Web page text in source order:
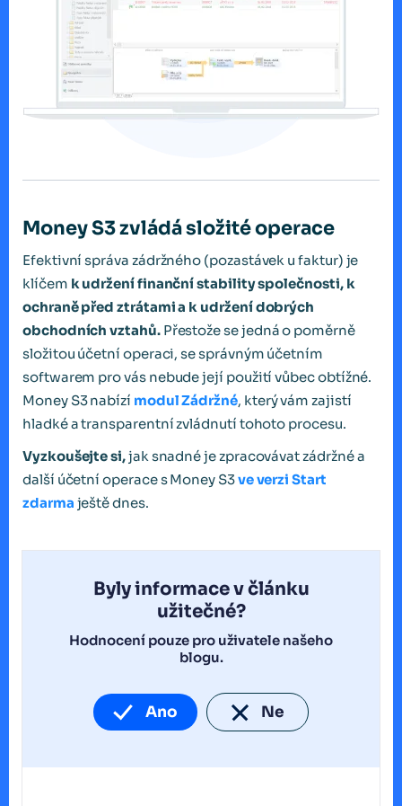
Money S3 zvládá složité operace
Efektivní správa zádržného (pozastávek u faktur) je
klíčem k udržení finanční stability společnosti, k
ochraně před ztrátami a k udržení dobrých
obchodních vztahů. Přestože se jedná o poměrně
složitou účetní operaci, se správným účetním
softwarem pro vás nebude její použití vůbec obtížné.
Money S3 nabízí modul Zádržné, který vám zajistí
hladké a transparentní zvládnutí tohoto procesu.
Vyzkoušejte si,jak snadné je zpracovávat zádržné a
další účetní operace s Money S3ve verzi Start
zdarma ještě dnes.
Byly informace v článku
užitečné?
Hodnocení pouze pro uživatele našeho
blogu.
Ano Ne